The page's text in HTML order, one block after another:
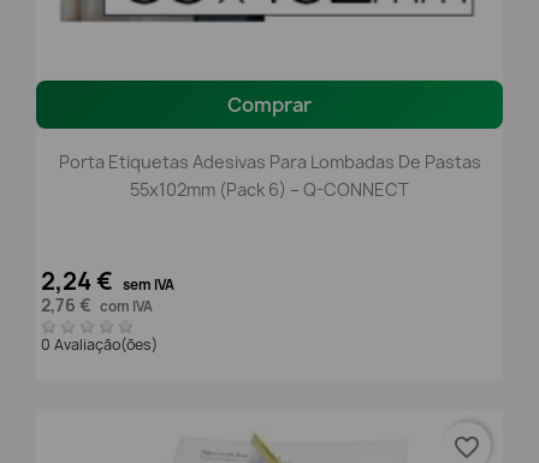
Comprar
Porta Etiquetas Adesivas Para Lombadas De Pastas
55x102mm (Pack 6) – Q-CONNECT
2,24 € sem IVA
2,76 € com IVA
0 Avaliação(ões)
favorite_border